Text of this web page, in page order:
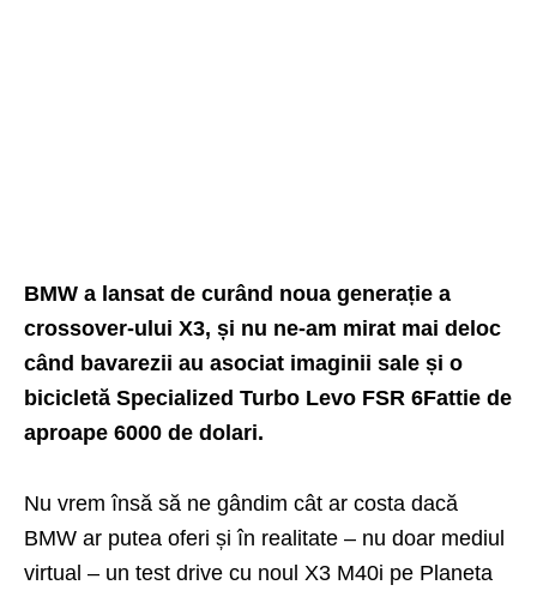
BMW a lansat de curând noua generație a
crossover-ului X3, și nu ne-am mirat mai deloc
când bavarezii au asociat imaginii sale și o
bicicletă Specialized Turbo Levo FSR 6Fattie de
aproape 6000 de dolari.
Nu vrem însă să ne gândim cât ar costa dacă
BMW ar putea oferi și în realitate – nu doar mediul
virtual – un test drive cu noul X3 M40i pe Planeta